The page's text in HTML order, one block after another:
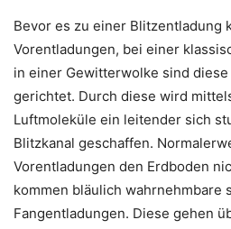
Bevor es zu einer Blitzentladung
Vorentladungen, bei einer
in einer Gewitterwolke sind
gerichtet. Durch diese wird
Luftmoleküle ein leitender sich
Blitzkanal geschaffen.
Vorentladungen den Erdboden
kommen bläulich wahrnehmbare
Fangentladungen. Diese gehen